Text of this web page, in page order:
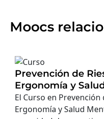
Moocs
Prevención de
Ergonomía y
El Curso en
Ergonomía y Salud